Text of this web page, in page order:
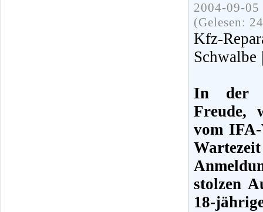
2004-09-
(Gelesen:
Kfz-
Schwalbe
In der
Freude,
vom
stolzen
18-